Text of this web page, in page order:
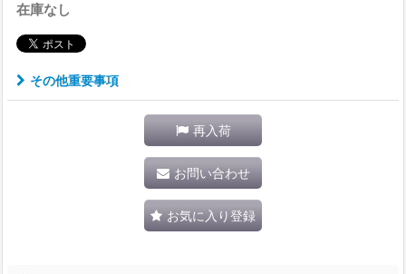
在庫なし
その他重要事項
再入荷
お問い合わせ
お気に入り登録